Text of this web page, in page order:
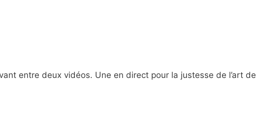
entre deux vidéos. Une en direct pour la justesse de l’art de